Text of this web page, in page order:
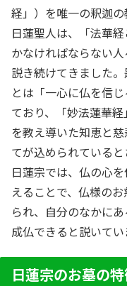
経」）を唯一の釈迦の
日蓮聖人は、「法華
かなければならない
説き続けてきました
とは「一心に仏を信
ており、「妙法蓮華
を教え導いた知恵と
てが込められていると
日蓮宗では、仏の心
えることで、仏様の
られ、自分のなかに
成仏できると説いてい
日蓮宗のお墓の